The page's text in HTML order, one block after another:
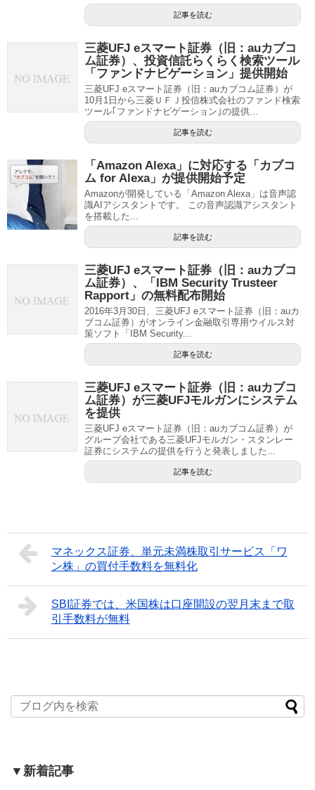
記事を読む
三菱UFJ eスマート証券（旧：auカブコ
ム証券）、投資信託らくらく検索ツール
「ファンドナビゲーション」提供開始
三菱UFJ eスマート証券（旧：auカブコム証券）が
10月1日から三菱ＵＦＪ投信株式会社のファンド検索
ツール｢ファンドナビゲーション｣の提供...
記事を読む
「Amazon Alexa」に対応する「カブコ
ム for Alexa」が提供開始予定
Amazonが開発している「Amazon Alexa」は音声認
識AIアシスタントです。 この音声認識アシスタント
を搭載した...
記事を読む
三菱UFJ eスマート証券（旧：auカブコ
ム証券）、「IBM Security Trusteer
Rapport」の無料配布開始
2016年3月30日、三菱UFJ eスマート証券（旧：auカ
ブコム証券）がオンライン金融取引専用ウイルス対
策ソフト「IBM Security...
記事を読む
三菱UFJ eスマート証券（旧：auカブコ
ム証券）が三菱UFJモルガンにシステム
を提供
三菱UFJ eスマート証券（旧：auカブコム証券）が
グループ会社である三菱UFJモルガン・スタンレー
証券にシステムの提供を行うと発表しました...
記事を読む
マネックス証券、単元未満株取引サービス「ワ
ン株」の買付手数料を無料化
SBI証券では、米国株は口座開設の翌月末まで取
引手数料が無料
▼新着記事